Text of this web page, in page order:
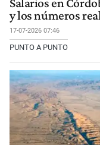
y los números
17-07-2026 07:46
PUNTO A PUNTO